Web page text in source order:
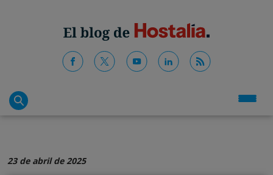
23 de abril de 2025